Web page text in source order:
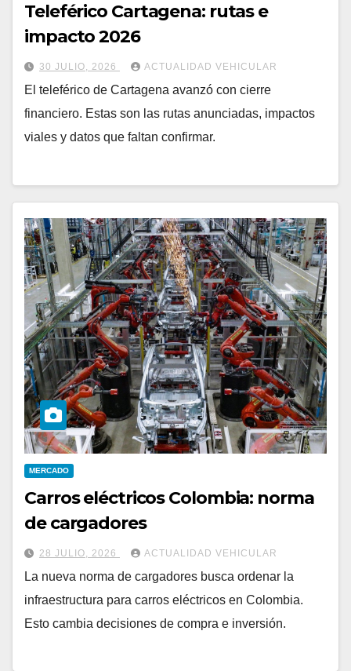
Teleférico Cartagena: rutas e
impacto 2026
30 JULIO, 2026 ACTUALIDAD VEHICULAR
El teleférico de Cartagena avanzó con cierre
financiero. Estas son las rutas anunciadas, impactos
viales y datos que faltan confirmar.
MERCADO
Carros eléctricos Colombia: norma
de cargadores
28 JULIO, 2026 ACTUALIDAD VEHICULAR
La nueva norma de cargadores busca ordenar la
infraestructura para carros eléctricos en Colombia.
Esto cambia decisiones de compra e inversión.